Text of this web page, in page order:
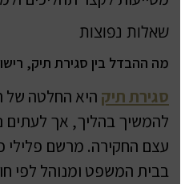
שאלות נפוצות
מה ההבדל בין סגירת תיק,
סגירת תיקהיא החלטה של
להמשיך בהליך, אך לעתים
עצם החקירה. מרשם פלילי
בבית המשפט ומנוהל לפי